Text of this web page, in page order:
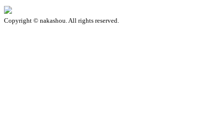
Copyright © nakashou. All rights reserved.